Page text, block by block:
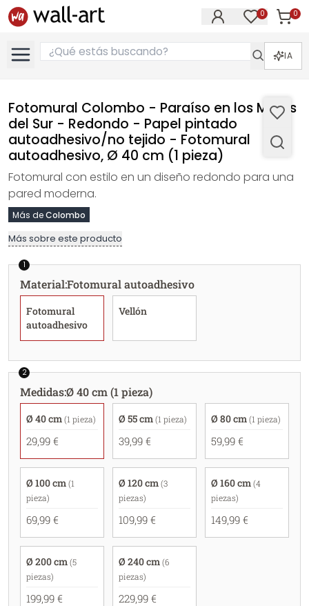
0 0
IA
Fotomural Colombo - Paraíso en los Mares
del Sur - Redondo - Papel pintado
autoadhesivo/no tejido - Fotomural
autoadhesivo, Ø 40 cm (1 pieza)
Fotomural con estilo en un diseño redondo para una
pared moderna.
Más deColombo
Más sobre este producto
1
Material:Fotomural autoadhesivo
Fotomural
autoadhesivo
Vellón
2
Medidas:Ø 40 cm (1 pieza)
Ø 40 cm (1 pieza)
29,99 €
Ø 55 cm (1 pieza)
39,99 €
Ø 80 cm (1 pieza)
59,99 €
Ø 100 cm (1
pieza)
69,99 €
Ø 120 cm (3
piezas)
109,99 €
Ø 160 cm (4
piezas)
149,99 €
Ø 200 cm (5
piezas)
199,99 €
Ø 240 cm (6
piezas)
229,99 €